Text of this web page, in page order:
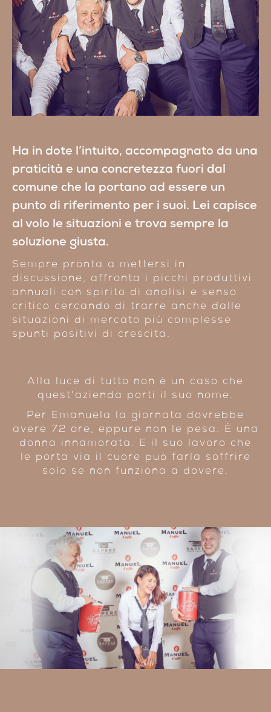
Ha in dote l’intuito, accompagnato da una
praticità e una concretezza fuori dal
comune che la portano ad essere un
punto di riferimento per i suoi. Lei capisce
al volo le situazioni e trova sempre la
soluzione giusta.
Sempre pronta a mettersi in
discussione, affronta i picchi produttivi
annuali con spirito di analisi e senso
critico cercando di trarre anche dalle
situazioni di mercato più complesse
spunti positivi di crescita.
Alla luce di tutto non è un caso che
quest’ azienda porti il suo nome.
Per Emanuela la giornata dovrebbe
avere 72 ore, eppure non le pesa. È una
donna innamorata. E il suo lavoro che
le porta via il cuore può farla soffrire
solo se non funziona a dovere.